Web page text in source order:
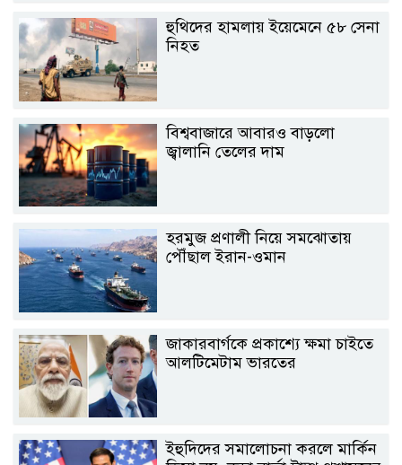
হুথিদের হামলায় ইয়েমেনে ৫৮ সেনা
নিহত
বিশ্ববাজারে আবারও বাড়লো
জ্বালানি তেলের দাম
হরমুজ প্রণালী নিয়ে সমঝোতায়
পৌঁছাল ইরান-ওমান
জাকারবার্গকে প্রকাশ্যে ক্ষমা চাইতে
আলটিমেটাম ভারতের
ইহুদিদের সমালোচনা করলে মার্কিন